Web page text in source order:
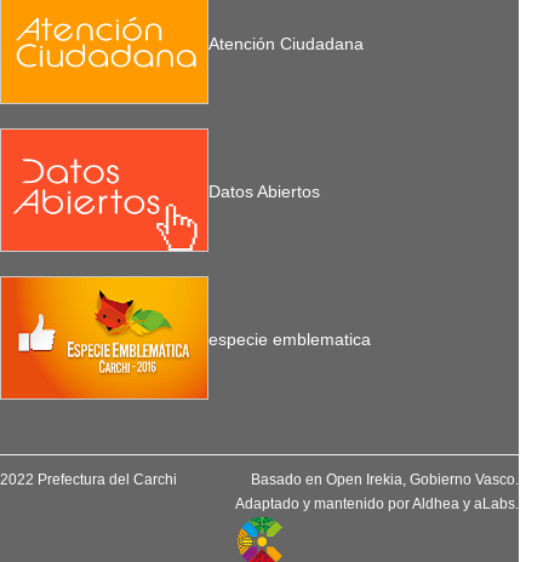
Atención Ciudadana
Datos Abiertos
especie emblematica
2022 Prefectura del Carchi Basado en Open Irekia , Gobierno Vasco.
Adaptado y mantenido porAldhea y aLabs